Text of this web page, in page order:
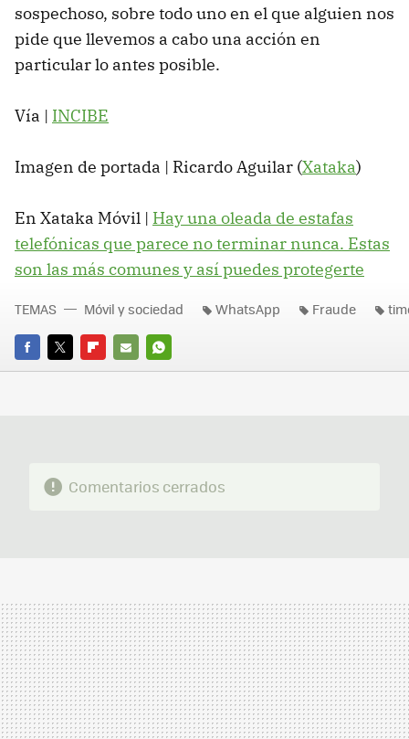
sospechoso, sobre todo uno en el que alguien nos
pide que llevemos a cabo una acción en
particular lo antes posible.
Vía | INCIBE
Imagen de portada | Ricardo Aguilar (Xataka)
En Xataka Móvil | Hay una oleada de estafas
telefónicas que parece no terminar nunca. Estas
son las más comunes y así puedes protegerte
FACEBOOK
TWITTERFLIPBOARD
E-
WHATSAPP
TEMAS Móvil y sociedad WhatsApp Fraude
Comentarios cerrados